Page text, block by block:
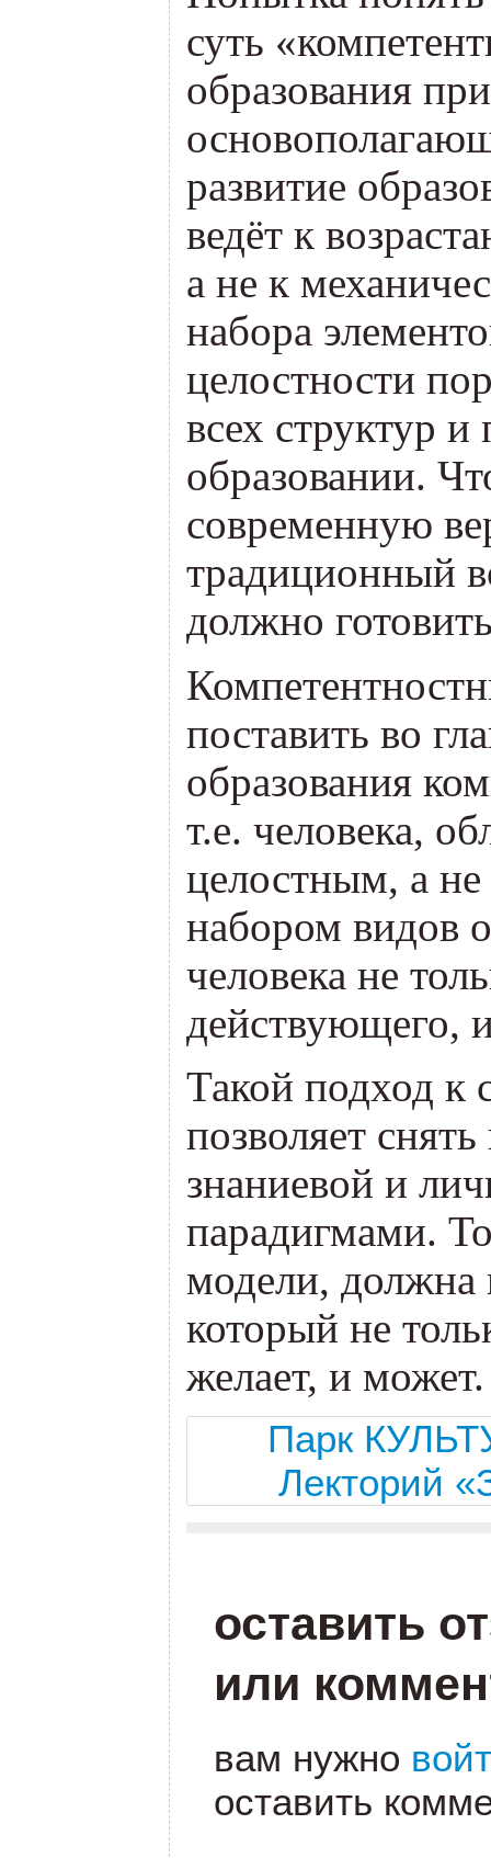
суть «
образования
развитие
ведёт к
а не к
набора
целостности
всех структур и
образовании.
современную
традиционный
должно
поставить во
образования
т.е. человека,
целостным, а
набором видов
человека не
действующего,
Такой подход к
позволяет
знаниевой и
парадигмами.
модели, должна
который не
желает, и может.
Парк
Лекторий
оставить
или
вам нужно
оставить